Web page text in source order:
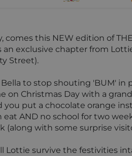
this NEW edition of THE
exclusive chapter from
Street).
to stop shouting 'BUM' in
on Christmas Day with a
put a chocolate orange
AND no school for two
(along with some surprise
Lottie survive the festivities